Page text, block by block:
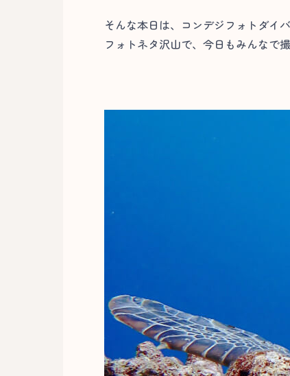
そんな本日は、コンデジフォトダイ
フォトネタ沢山で、今日もみんなで